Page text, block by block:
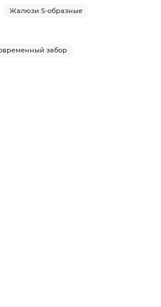
Жалюзи S-образные
забор